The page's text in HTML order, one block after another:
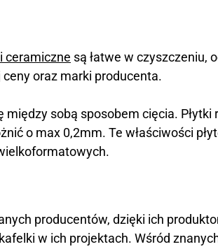
ceramiczne są łatwe w czyszczeniu,
oraz marki producenta.
sobą sposobem cięcia.
o max 0,2mm. Te właściwości
producentów, dzięki ich
w ich projektach. Wśród